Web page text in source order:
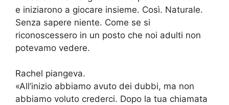
e iniziarono a giocare insieme. Così. Naturale.
Senza sapere niente. Come se si
riconoscessero in un posto che noi adulti non
potevamo vedere.
Rachel piangeva.
«All’inizio abbiamo avuto dei dubbi, ma non
abbiamo voluto crederci. Dopo la tua chiamata